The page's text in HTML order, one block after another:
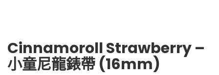
Cinnamoroll Strawberry –
小童尼龍錶帶 (16mm)